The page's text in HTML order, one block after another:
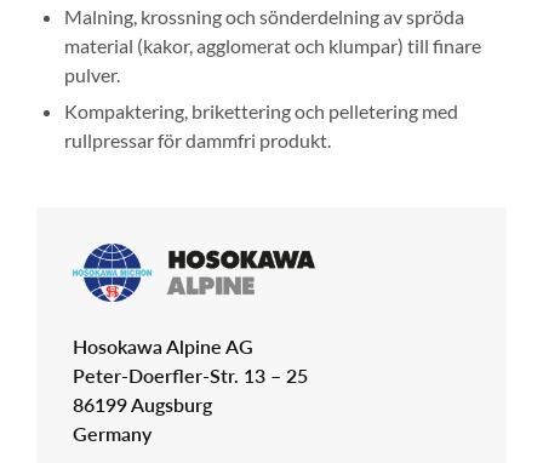
Malning, krossning och sönderdelning av spröda
material (kakor, agglomerat och klumpar) till finare
pulver.
Kompaktering, brikettering och pelletering med
rullpressar för dammfri produkt.
Hosokawa Alpine AG
Peter-Doerfler-Str. 13 – 25
86199 Augsburg
Germany